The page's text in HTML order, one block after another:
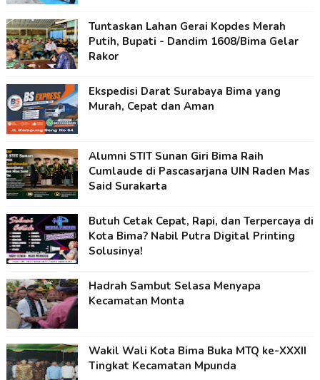
Tuntaskan Lahan Gerai Kopdes Merah
Putih, Bupati - Dandim 1608/Bima Gelar
Rakor
Ekspedisi Darat Surabaya Bima yang
Murah, Cepat dan Aman
Alumni STIT Sunan Giri Bima Raih
Cumlaude di Pascasarjana UIN Raden Mas
Said Surakarta
Butuh Cetak Cepat, Rapi, dan Terpercaya di
Kota Bima? Nabil Putra Digital Printing
Solusinya!
Hadrah Sambut Selasa Menyapa
Kecamatan Monta
Wakil Wali Kota Bima Buka MTQ ke-XXXII
Tingkat Kecamatan Mpunda